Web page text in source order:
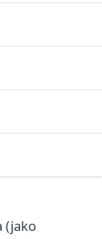
(jako